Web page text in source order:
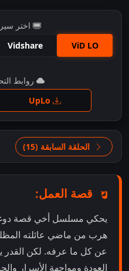
اختر
ViD LO
Vidshare
اضغط
روابط
الحلقة السابقة (15)
قصة العمل:
يحكي مسلسل أخي قصة دوغان
هرب من ماضي عائلته المظلم
عن كل ما عرفه. لكن القدر
العودة ومواجهة الأسرار